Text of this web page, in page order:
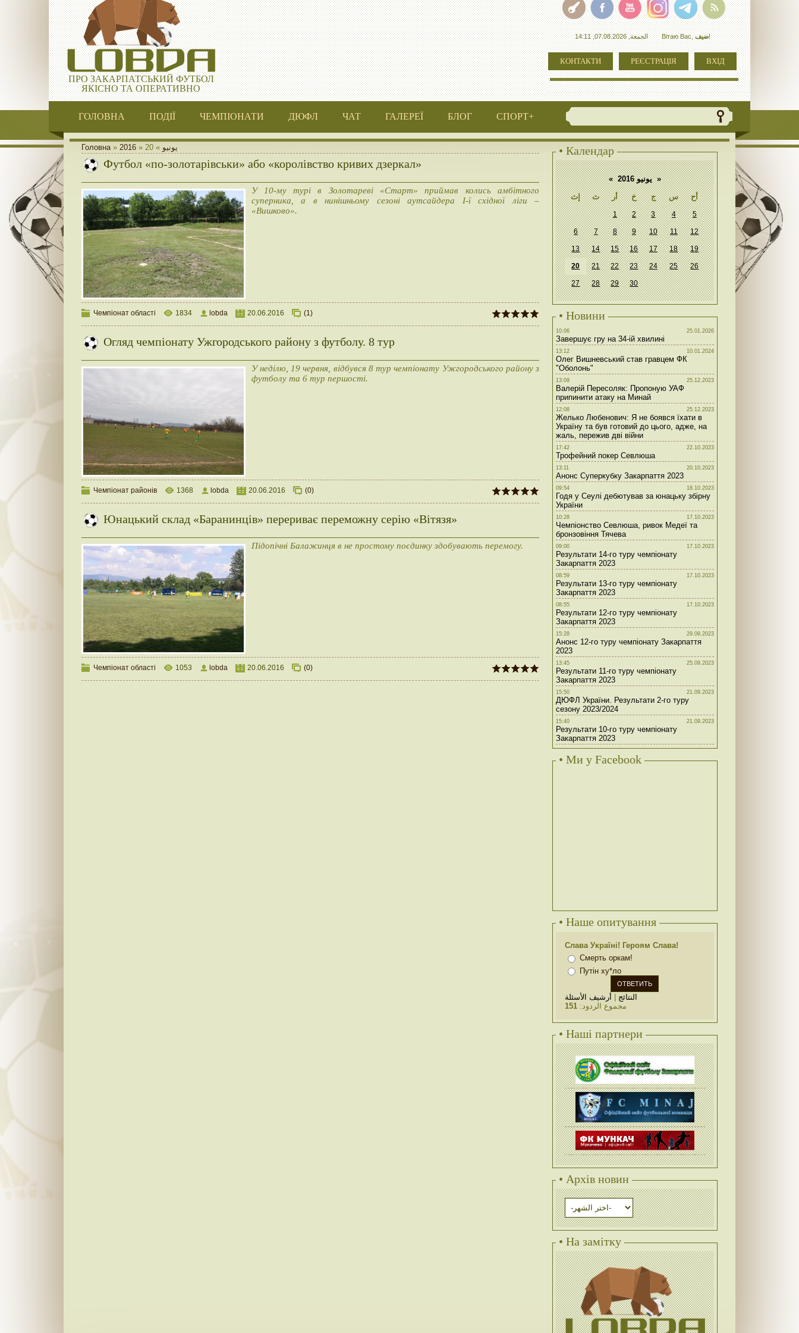
ПРО ЗАКАРПАТСЬКИЙ ФУТБОЛ
ЯКІСНО ТА ОПЕРАТИВНО
الجمعة, 07.08.2026, 14:11 Вітаю Вас,ضيف!
КОНТАКТИ РЕЄСТРАЦІЯ ВХІД
ГОЛОВНА ПОДІЇ ЧЕМПІОНАТИ ДЮФЛ ЧАТ ГАЛЕРЕЇ БЛОГ СПОРТ+
Головна» 2016 » يونيو »
20
Футбол «по-золотарівськи» або «королівство кривих дзеркал»
У 10-му турі в Золотареві «Старт» приймав колись амбітного
суперника, а в нинішньому сезоні аутсайдера І-ї східної ліги –
«Вишково».
Чемпіонат області 1834 lobda 20.06.2016 (1)
Огляд чемпіонату Ужгородського району з футболу. 8 тур
У неділю, 19 червня, відбувся 8 тур чемпіонату Ужгородського району з
футболу та 6 тур першості.
Чемпіонат районів 1368 lobda 20.06.2016 (0)
Юнацький склад «Баранинців» перериває переможну серію «Вітязя»
Підопічні Балажинця в не простому поєдинку здобувають перемогу.
Чемпіонат області 1053 lobda 20.06.2016 (0)
• Календар
« يونيو 2016 »
إث
ث أر خ ج س أح
1 2 3 4 5
6 7 8 9 10 11 12
13 14 15 16 17 18 19
20 21 22 23 24 25 26
27 28 29 30
• Новини
10:06 25.01.2026
Завершує гру на 34-ій хвилині
13:12 10.01.2024
Олег Вишневський став гравцем ФК
"Оболонь"
13:09 25.12.2023
Валерій Пересоляк: Пропоную УАФ
припинити атаку на Минай
12:08 25.12.2023
Желько Любенович: Я не боявся їхати в
Україну та був готовий до цього, адже, на
жаль, пережив дві війни
17:42 22.10.2023
Трофейний покер Севлюша
13:11 20.10.2023
Анонс Суперкубку Закарпаття 2023
09:54 18.10.2023
Годя у Сеулі дебютував за юнацьку збірну
України
10:28 17.10.2023
Чемпіонство Севлюша, ривок Медеї та
бронзовіння Тячева
09:00 17.10.2023
Результати 14-го туру чемпіонату
Закарпаття 2023
08:59 17.10.2023
Результати 13-го туру чемпіонату
Закарпаття 2023
08:55 17.10.2023
Результати 12-го туру чемпіонату
Закарпаття 2023
15:28 29.09.2023
Анонс 12-го туру чемпіонату Закарпаття
2023
13:45 25.09.2023
Результати 11-го туру чемпіонату
Закарпаття 2023
15:50 21.09.2023
ДЮФЛ України. Результати 2-го туру
сезону 2023/2024
15:40 21.09.2023
Результати 10-го туру чемпіонату
Закарпаття 2023
• Ми у Facebook
• Наше опитування
Слава Україні! Героям Слава!
Смерть оркам!
Путін ху*ло
النتائج
أرشيف الأسئلة
مجموع الردود:151
• Наші партнери
• Архів новин
• На замітку